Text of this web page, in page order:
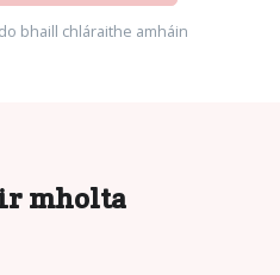
bhaill chláraithe amháin
mholta